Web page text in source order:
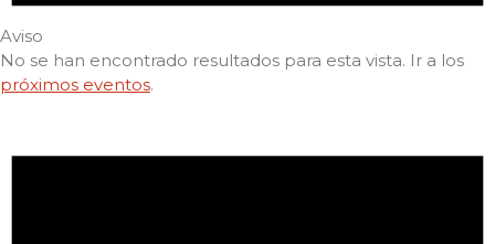
Aviso
No se han encontrado resultados para esta vista. Ir a los
próximos eventos.